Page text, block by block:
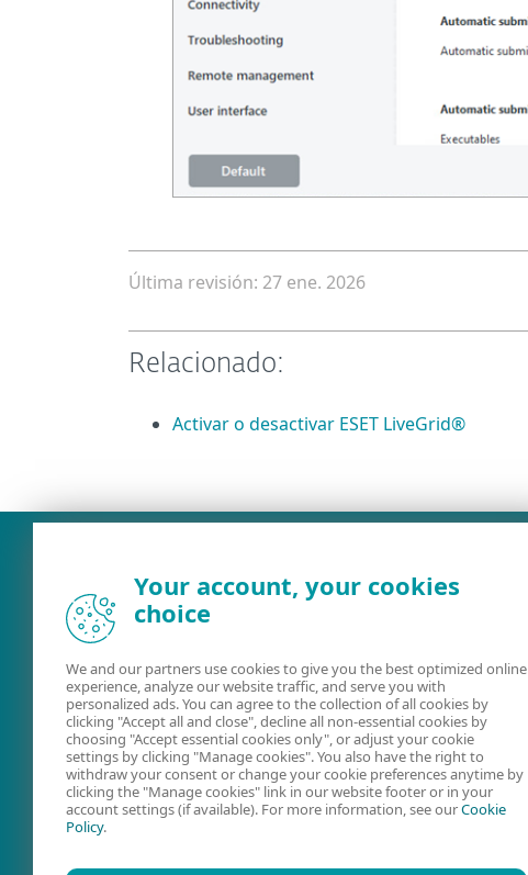
Última revisión: 27 ene. 2026
Relacionado:
Activar o desactivar ESET LiveGrid®
Ayuda online Foros de ESET
Your account, your cookies
choice
We and our partners use cookies to give you the best optimized online
experience, analyze our website traffic, and serve you with
personalized ads. You can agree to the collection of all cookies by
clicking "Accept all and close", decline all non-essential cookies by
choosing "Accept essential cookies only", or adjust your cookie
settings by clicking "Manage cookies". You also have the right to
withdraw your consent or change your cookie preferences anytime by
clicking the "Manage cookies" link in our website footer or in your
account settings (if available). For more information, see ourCookie
Policy.